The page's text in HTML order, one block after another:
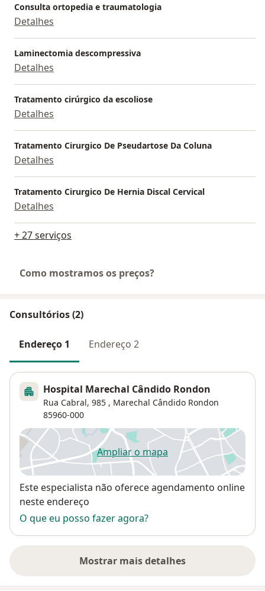
Consulta ortopedia e traumatologia
Detalhes
Laminectomia descompressiva
Detalhes
Tratamento cirúrgico da escoliose
Detalhes
Tratamento Cirurgico De Pseudartose Da Coluna
Detalhes
Tratamento Cirurgico De Hernia Discal Cervical
Detalhes
+ 27 serviços
Como mostramos os preços?
Consultórios (2)
Endereço 1 Endereço 2
Hospital Marechal Cândido Rondon
Rua Cabral, 985 , Marechal Cândido Rondon
85960-000
Ampliar o mapaabre num novo separador
Disponibilidade
Este especialista não oferece agendamento online
neste endereço
O que eu posso fazer agora?
Mostrar mais detalhes
sobre o endereço